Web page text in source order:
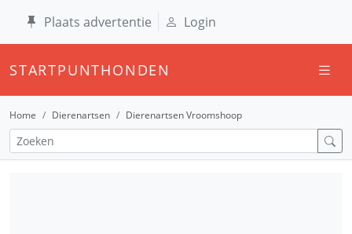
Plaats advertentie Login
STARTPUNTHONDEN
Home Dierenartsen Dierenartsen Vroomshoop